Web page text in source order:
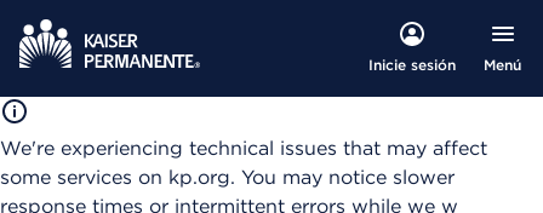
Inicie sesión Menú
We're experiencing technical issues that may affect
some services on kp.org. You may notice slower
response times or intermittent errors while we w